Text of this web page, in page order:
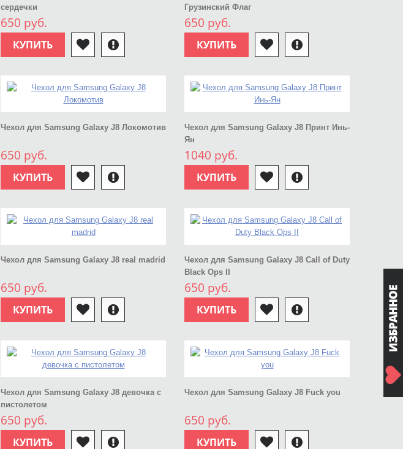
сердечки
650 руб.
КУПИТЬ
Грузинский Флаг
650 руб.
КУПИТЬ
Чехол для Samsung Galaxy J8 Локомотив
650 руб.
КУПИТЬ
Чехол для Samsung Galaxy J8 Принт Инь-
Ян
1040 руб.
КУПИТЬ
Чехол для Samsung Galaxy J8 real madrid
650 руб.
КУПИТЬ
Чехол для Samsung Galaxy J8 Call of Duty
Black Ops II
650 руб.
КУПИТЬ
Чехол для Samsung Galaxy J8 девочка с
пистолетом
650 руб.
КУПИТЬ
Чехол для Samsung Galaxy J8 Fuck you
650 руб.
КУПИТЬ